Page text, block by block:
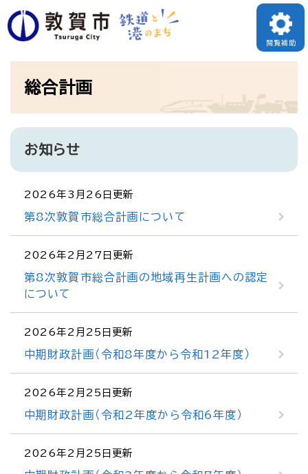
ペ
ー
頭
す
閲覧補助
総合計画
お知らせ
2026年3月26日更新
第8次敦賀市総合計画について
2026年2月27日更新
第8次敦賀市総合計画の地域再生計画への認定
について
2026年2月25日更新
中期財政計画（令和8年度から令和12年度）
2026年2月25日更新
中期財政計画（令和2年度から令和6年度）
2026年2月25日更新